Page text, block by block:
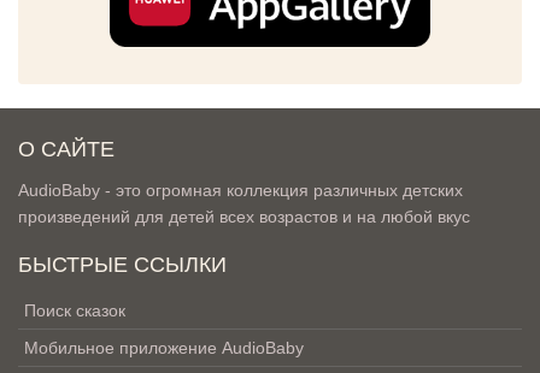
О САЙТЕ
AudioBaby - это огромная коллекция различных детских
произведений для детей всех возрастов и на любой вкус
БЫСТРЫЕ ССЫЛКИ
Поиск сказок
Мобильное приложение AudioBaby